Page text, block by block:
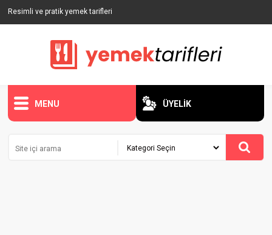
Resimli ve pratik yemek tarifleri
MENU ÜYELİK